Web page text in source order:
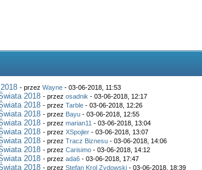
- przezWayne - 03-06-2018, 11:53
2018 - przezosadnik - 03-06-2018, 12:17
2018 - przezTarble - 03-06-2018, 12:26
2018 - przez Bayu - 03-06-2018, 12:55
2018 - przezmarian11 - 03-06-2018, 13:04
2018 - przezXSpojler - 03-06-2018, 13:07
2018 - przezTracz Biznesu - 03-06-2018, 14:06
2018 - przezCarisimo - 03-06-2018, 14:12
2018 - przezada6 - 03-06-2018, 17:47
2018 - przezStefan Krol Zydowski - 03-06-2018, 18:39